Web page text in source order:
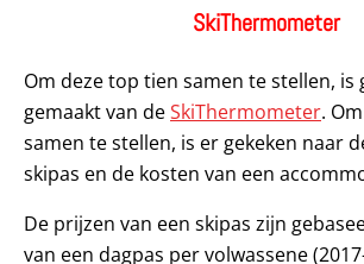
SkiThermometer
Om deze top tien samen te stellen, is
gemaakt van deSkiThermometer.
samen te stellen, is er gekeken naar
skipas en de kosten van een
De prijzen van een skipas zijn
van een dagpas per volwassene